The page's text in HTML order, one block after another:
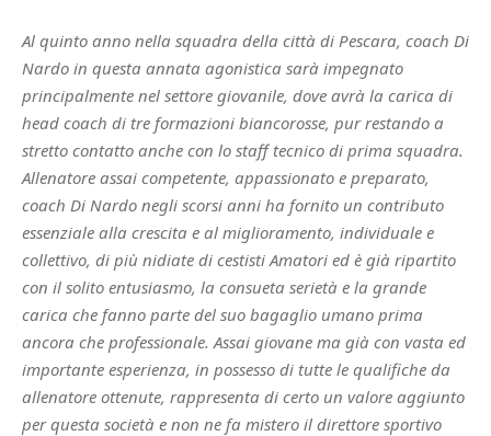
Al quinto anno nella squadra della città di Pescara, coach Di
Nardo in questa annata agonistica sarà impegnato
principalmente nel settore giovanile, dove avrà la carica di
head coach di tre formazioni biancorosse, pur restando a
stretto contatto anche con lo staff tecnico di prima squadra.
Allenatore assai competente, appassionato e preparato,
coach Di Nardo negli scorsi anni ha fornito un contributo
essenziale alla crescita e al miglioramento, individuale e
collettivo, di più nidiate di cestisti Amatori ed è già ripartito
con il solito entusiasmo, la consueta serietà e la grande
carica che fanno parte del suo bagaglio umano prima
ancora che professionale. Assai giovane ma già con vasta ed
importante esperienza, in possesso di tutte le qualifiche da
allenatore ottenute, rappresenta di certo un valore aggiunto
per questa società e non ne fa mistero il direttore sportivo